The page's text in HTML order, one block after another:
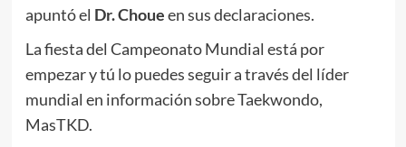
apuntó el Dr. Choueen sus declaraciones.
La fiesta del Campeonato Mundial está por
empezar y tú lo puedes seguir a través del líder
mundial en información sobre Taekwondo,
MasTKD.